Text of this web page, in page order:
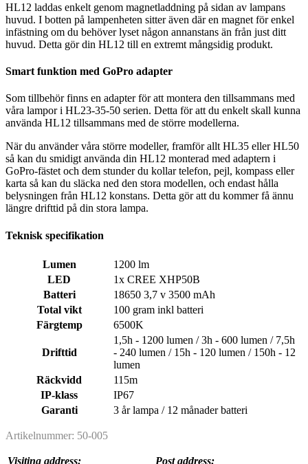
HL12 laddas enkelt genom magnetladdning på sidan av lampans
huvud. I botten på lampenheten sitter även där en magnet för enkel
infästning om du behöver lyset någon annanstans än från just ditt
huvud. Detta gör din HL12 till en extremt mångsidig produkt.
Smart funktion med GoPro adapter
Som tillbehör finns en adapter för att montera den tillsammans med
våra lampor i HL23-35-50 serien. Detta för att du enkelt skall kunna
använda HL12 tillsammans med de större modellerna.
När du använder våra större modeller, framför allt HL35 eller HL50
så kan du smidigt använda din HL12 monterad med adaptern i
GoPro-fästet och dem stunder du kollar telefon, pejl, kompass eller
karta så kan du släcka ned den stora modellen, och endast hålla
belysningen från HL12 konstans. Detta gör att du kommer få ännu
längre drifttid på din stora lampa.
Teknisk specifikation
Lumen
1200 lm
LED
1x CREE XHP50B
Batteri
18650 3,7 v 3500 mAh
Total vikt
100 gram inkl batteri
Färgtemp
6500K
Drifttid
1,5h - 1200 lumen / 3h - 600 lumen / 7,5h
- 240 lumen / 15h - 120 lumen / 150h - 12
lumen
Räckvidd
115m
IP-klass
IP67
Garanti
3 år lampa / 12 månader batteri
Artikelnummer: 50-005
Visiting address: Post address: